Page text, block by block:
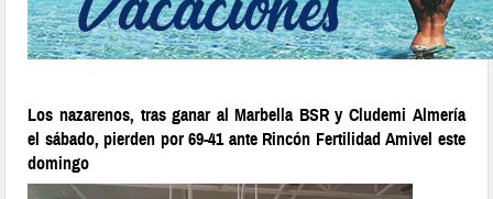
Los nazarenos, tras ganar al Marbella BSR y Cludemi Almería
el sábado, pierden por 69-41 ante Rincón Fertilidad Amivel este
domingo